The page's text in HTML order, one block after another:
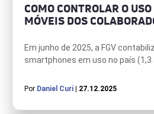
COMO CONTROLAR O
MÓVEIS DOS
Em junho de 2025, a FGV
smartphones em uso no país (1,3
Por Daniel Curi | 27.12.2025